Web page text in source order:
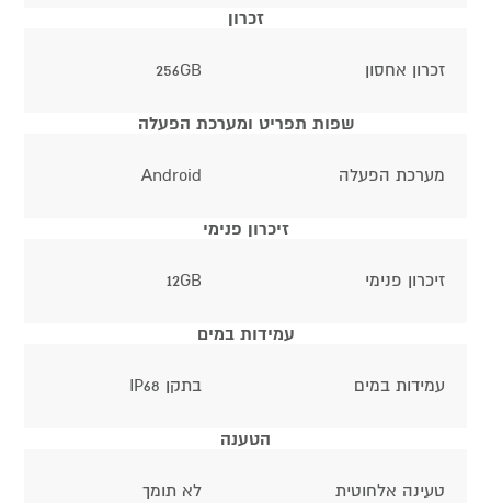
זכרון
זכרון אחסון 256GB
שפות תפריט ומערכת הפעלה
מערכת הפעלה Android
זיכרון פנימי
זיכרון פנימי 12GB
עמידות במים
עמידות במים בתקן IP68
הטענה
טעינה אלחוטית לא תומך